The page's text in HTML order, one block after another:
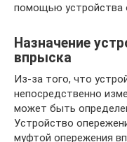
помощью устройства
Назначение
впрыска
Из-за того, что
непосредственно
может быть
Устройство
муфтой опережения